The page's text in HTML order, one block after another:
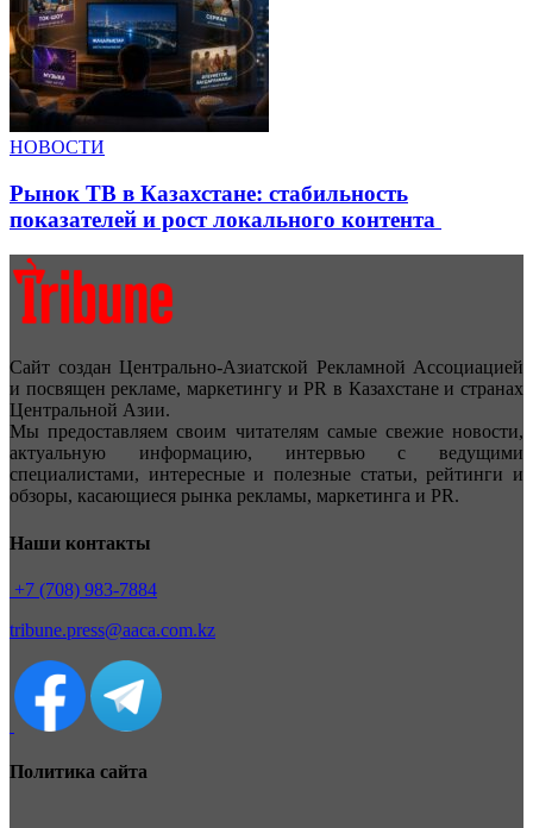
НОВОСТИ
Рынок ТВ в Казахстане: стабильность
показателей и рост локального контента
Сайт создан Центрально-Азиатской Рекламной Ассоциацией
и посвящен рекламе, маркетингу и PR в Казахстане и странах
Центральной Азии.
Мы предоставляем своим читателям самые свежие новости,
актуальную информацию, интервью с ведущими
специалистами, интересные и полезные статьи, рейтинги и
обзоры, касающиеся рынка рекламы, маркетинга и PR.
Наши контакты
+7 (708) 983-7884
tribune.press@aaca.com.kz
Политика сайта